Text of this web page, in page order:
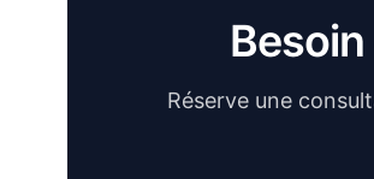
Réserve une